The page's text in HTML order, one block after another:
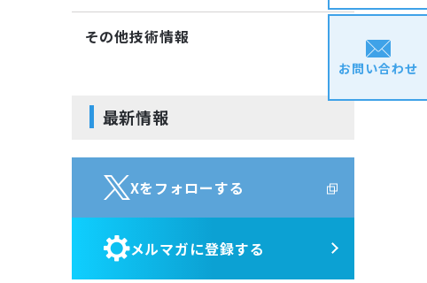
Hinemosエージェント監視
Windowsイベント監視
リソース監視
監視機能全般について
性能機能
Hinemos SDML
カレンダ
リポジトリ
teams
IT Asset コンシェル
その他技術情報
Perl
Python
最新情報
Xをフォローする
メルマガに登録する
お問い合わせ